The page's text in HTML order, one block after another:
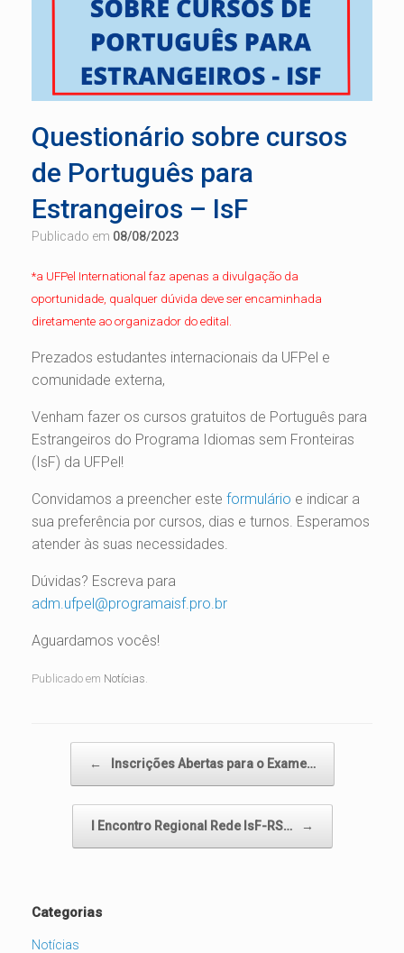
Questionário sobre cursos
de Português para
Estrangeiros – IsF
Publicado em 08/08/2023
*a UFPel International faz apenas a divulgação da
oportunidade, qualquer dúvida deve ser encaminhada
diretamente ao organizador do edital.
Prezados estudantes internacionais da UFPel e
comunidade externa,
Venham fazer os cursos gratuitos de Português para
Estrangeiros do Programa Idiomas sem Fronteiras
(IsF) da UFPel!
Convidamos a preencher este formulário e indicar a
sua preferência por cursos, dias e turnos. Esperamos
atender às suas necessidades.
Dúvidas? Escreva para
adm.ufpel@programaisf.pro.br
Aguardamos vocês!
Publicado em Notícias
← Inscrições Abertas para o Exame…
I Encontro Regional Rede IsF-RS… →
Categorias
Notícias